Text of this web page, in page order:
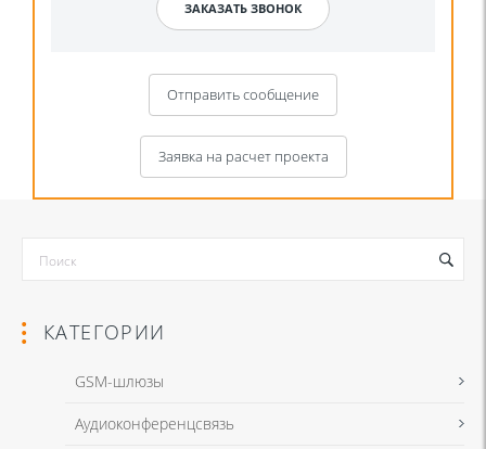
Отправить сообщение
Заявка на расчет проекта
КАТЕГОРИИ
GSM-шлюзы
Аудиоконференцсвязь